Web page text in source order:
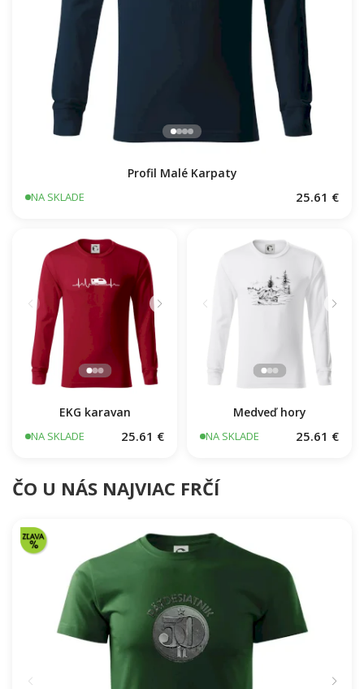
Profil Malé Karpaty
NA SKLADE 25.61 €
EKG karavan
NA SKLADE 25.61 €
Medveď hory
NA SKLADE 25.61 €
ČO U NÁS NAJVIAC FRČÍ